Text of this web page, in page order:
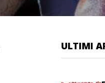
ULTIMI